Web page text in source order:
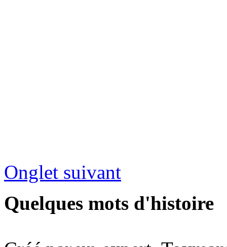
Onglet suivant
Quelques mots d'histoire